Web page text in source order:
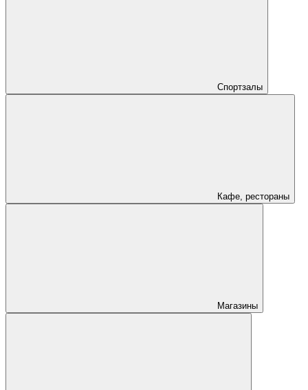
Спортзалы
Кафе, рестораны
Магазины